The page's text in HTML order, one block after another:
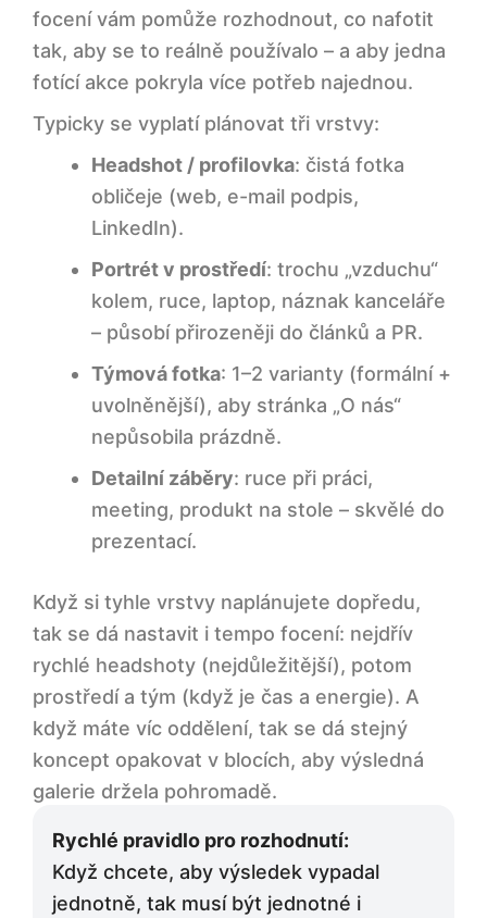
focení vám pomůže rozhodnout, co nafotit
tak, aby se to reálně používalo – a aby jedna
fotící akce pokryla více potřeb najednou.
Typicky se vyplatí plánovat tři vrstvy:
Headshot / profilovka: čistá fotka
obličeje (web, e-mail podpis,
LinkedIn).
Portrét v prostředí: trochu „vzduchu“
kolem, ruce, laptop, náznak kanceláře
– působí přirozeněji do článků a PR.
Týmová fotka: 1–2 varianty (formální +
uvolněnější), aby stránka „O nás“
nepůsobila prázdně.
Detailní záběry: ruce při práci,
meeting, produkt na stole – skvělé do
prezentací.
Když si tyhle vrstvy naplánujete dopředu,
tak se dá nastavit i tempo focení: nejdřív
rychlé headshoty (nejdůležitější), potom
prostředí a tým (když je čas a energie). A
když máte víc oddělení, tak se dá stejný
koncept opakovat v blocích, aby výsledná
galerie držela pohromadě.
Rychlé pravidlo pro rozhodnutí:
Když chcete, aby výsledek vypadal
jednotně, tak musí být jednotné i